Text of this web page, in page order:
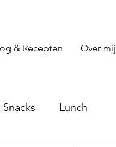
& Recepten Over mij
Lunch